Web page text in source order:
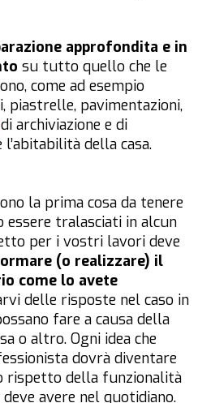
approfondita e in
su tutto quello che le
come ad esempio
piastrelle, pavimentazioni,
archiviazione e di
della casa.
la prima cosa da tenere
essere tralasciati in alcun
per i vostri lavori deve
(o realizzare) il
come lo avete
delle risposte nel caso in
fare a causa della
o altro. Ogni idea che
dovrà diventare
rispetto della funzionalità
avere nel quotidiano.